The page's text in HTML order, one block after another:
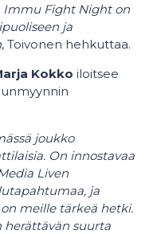
Fight Night on
ja
, Toivonen hehkuttaa.
Kokko iloitsee
joukko
On innostavaa
Liven
ja
meille tärkeä hetki.
suurta